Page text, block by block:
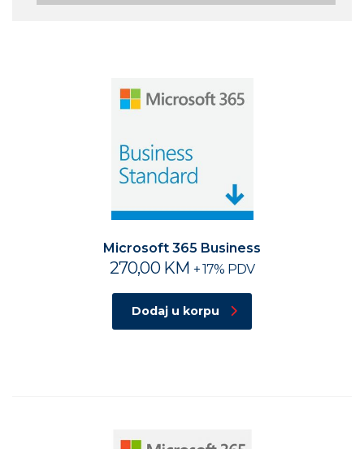
Microsoft 365 Business
270,00 KM + 17% PDV
Dodaj u korpu